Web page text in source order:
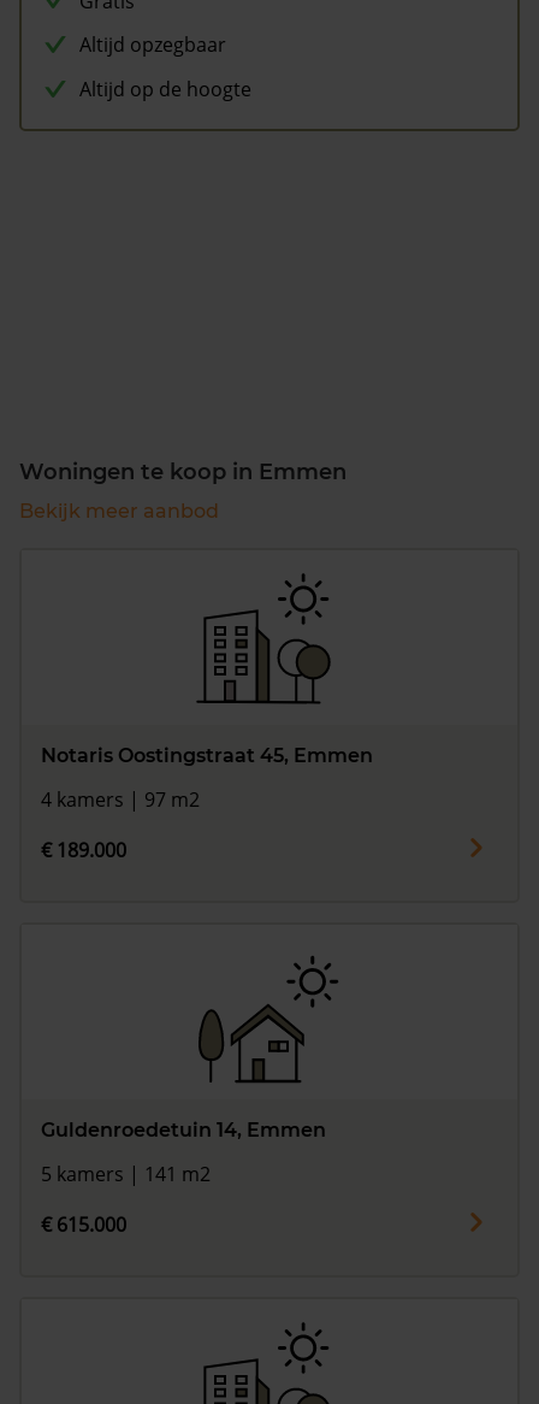
Altijd opzegbaar
Altijd op de hoogte
Woningen te koop in Emmen
Bekijk meer aanbod
Notaris Oostingstraat 45, Emmen
4 kamers | 97 m2
€ 189.000
Guldenroedetuin 14, Emmen
5 kamers | 141 m2
€ 615.000